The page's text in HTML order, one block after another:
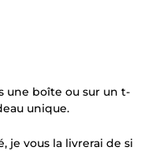
une boîte ou sur un t-
unique.
je vous la livrerai de si